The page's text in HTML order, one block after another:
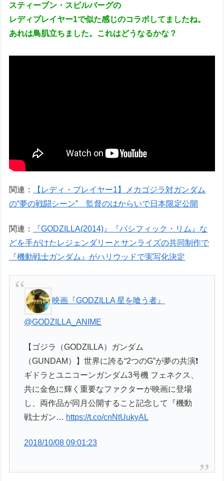
スティーブン・スピルバーグの
レディプレイヤー1で似た感じのコラボしてましたね。
あれは鳥肌立ちました。これはどうなるかな？
関連：
【レディ・プレイヤー1】メカゴジラ対ガンダム
の“夢の戦闘シーン” 監督のはからいで日本限定公開
関連：
『GODZILLA(2014)』『パシフィック・リム』な
どを手がけたレジェンダリーとサンライズの共同制作で
『機動戦士ガンダム』がハリウッドで実写化決定
映画『GODZILLA 星を喰う者』
@GODZILLA_ANIME
【ゴジラ（GODZILLA）ガンダム
（GUNDAM）】世界に誇る“2つのG”が夢の共演❗️
ギドラとユニコーンガンダム3号機 フェネクス、
共に金色に輝く重要なファクターが映画に登場
し、両作品が同月公開すること記念して『機動
戦士ガン… https://t.co/cnNtUukyAL
2018/10/08 09:01:23